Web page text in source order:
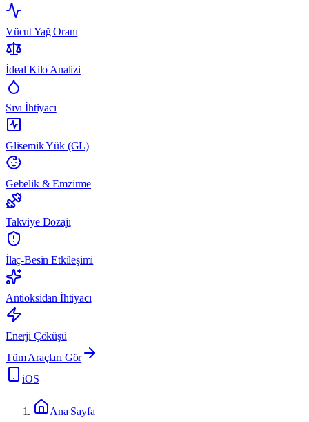
Vücut Yağ Oranı
İdeal Kilo Analizi
Sıvı İhtiyacı
Glisemik Yük (GL)
Gebelik & Emzirme
Takviye Dozajı
İlaç-Besin Etkileşimi
Antioksidan İhtiyacı
Enerji Çöküşü
Tüm Araçları Gör
iOS
Ana Sayfa